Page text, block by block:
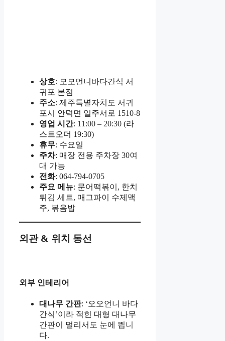
상호: 모모언니바다간식 서
귀포 본점
주소: 제주특별자치도 서귀
포시 안덕면 일주서로 1510-8
영업 시간: 11:00 – 20:30 (라
스트오더 19:30)
휴무: 수요일
주차: 매장 전용 주차장 30여
대 가능
전화: 064-794-0705
주요 메뉴: 문어떡볶이, 한치
튀김 세트, 매그파이 수제맥
주, 볶음밥
외관 & 위치 동선
외부 인테리어
대나무 간판: ‘오오언니 바다
간식’이라 적힌 대형 대나무
간판이 멀리서도 눈에 띕니
다.